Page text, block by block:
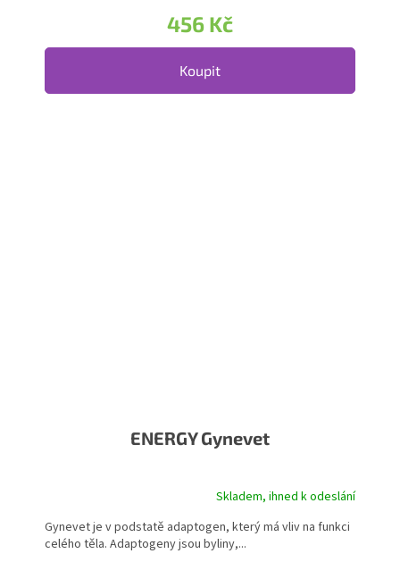
456 Kč
Koupit
ENERGY Gynevet
Průměrné hodnocení produktu je 5,0 z 5 hvězdiček.
Skladem, ihned k odeslání
Gynevet je v podstatě adaptogen, který má vliv na funkci
celého těla. Adaptogeny jsou byliny,...